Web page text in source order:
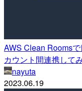
AWS Clean Rooms
カウント間連携して
nayuta
2023.06.19